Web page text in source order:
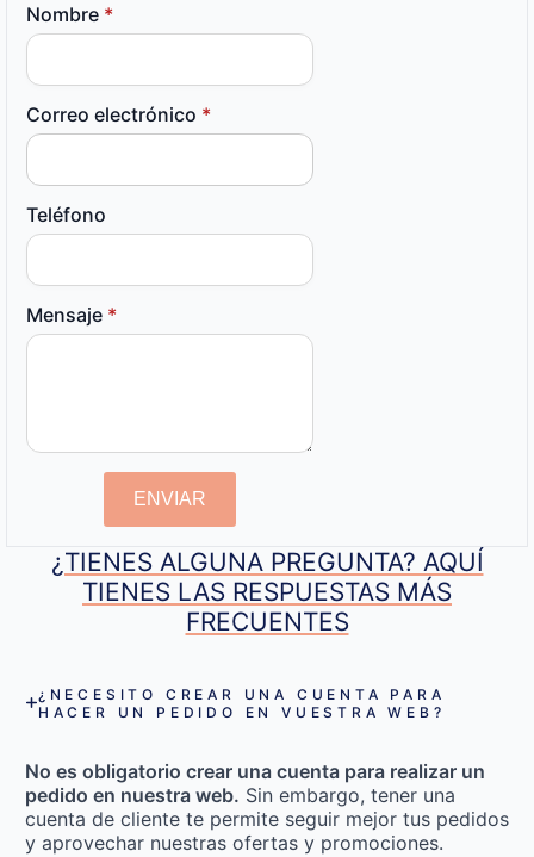
Nombre *
Correo electrónico *
Teléfono
Mensaje *
ENVIAR
¿TIENES ALGUNA PREGUNTA? AQUÍ
TIENES LAS RESPUESTAS MÁS
FRECUENTES
¿NECESITO CREAR UNA CUENTA PARA
HACER UN PEDIDO EN VUESTRA WEB?
No es obligatorio crear una cuenta para realizar un
pedido en nuestra web. Sin embargo, tener una
cuenta de cliente te permite seguir mejor tus pedidos
y aprovechar nuestras ofertas y promociones.